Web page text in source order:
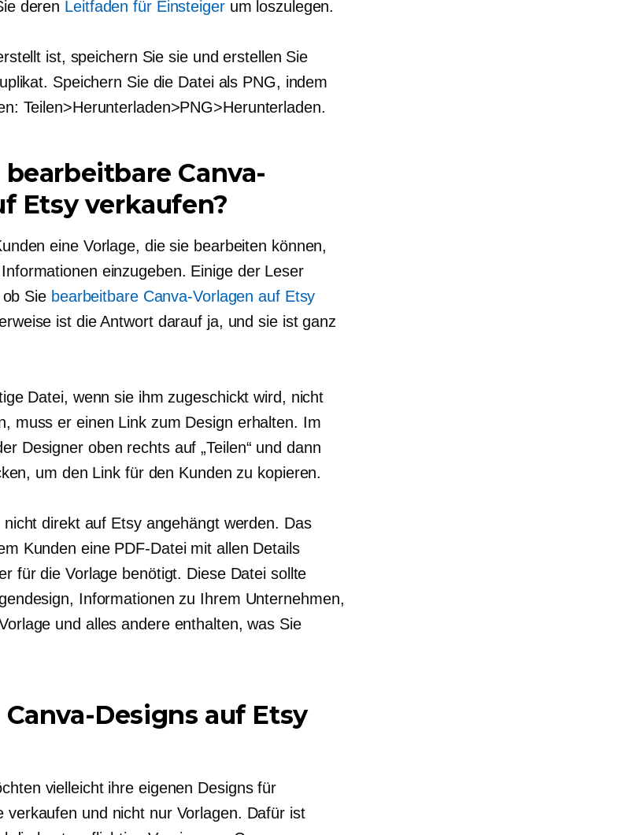
deren Leitfaden für Einsteigerum loszulegen.
ist, speichern Sie sie und erstellen Sie
Speichern Sie die Datei als PNG, indem
Teilen>Herunterladen>PNG>Herunterladen.
bearbeitbare Canva-
Etsy verkaufen?
eine Vorlage, die sie bearbeiten können,
einzugeben. Einige der Leser
Sie bearbeitbare Canva-Vorlagen auf Etsy
ist die Antwort darauf ja, und sie ist ganz
Datei, wenn sie ihm zugeschickt wird, nicht
muss er einen Link zum Design erhalten. Im
Designer oben rechts auf „Teilen“ und dann
um den Link für den Kunden zu kopieren.
direkt auf Etsy angehängt werden. Das
Kunden eine PDF-Datei mit allen Details
für die Vorlage benötigt. Diese Datei sollte
Informationen zu Ihrem Unternehmen,
und alles andere enthalten, was Sie
Designs auf Etsy
vielleicht ihre eigenen Designs für
verkaufen und nicht nur Vorlagen. Dafür ist